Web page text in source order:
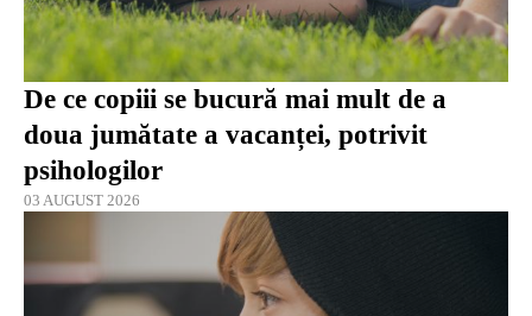
De ce copiii se bucură mai mult de a
doua jumătate a vacanței, potrivit
psihologilor
03 AUGUST 2026